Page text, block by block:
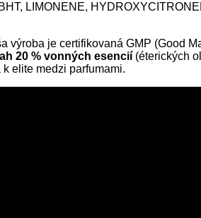
LIMONENE,
je certifikovaná GMP (Good
20 % vonných esencií (éterických
elite medzi parfumami.